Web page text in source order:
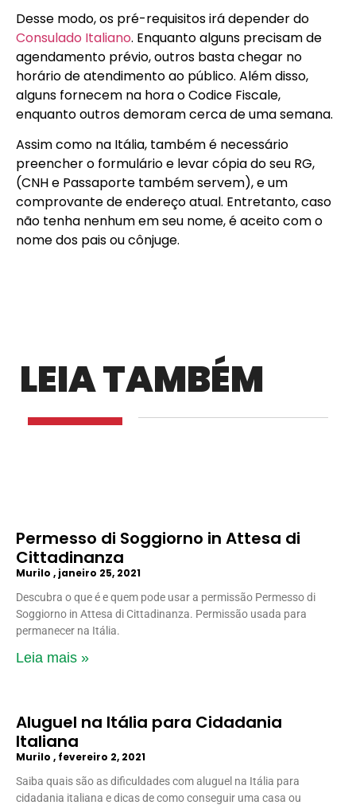
Desse modo, os pré-requisitos irá depender do
Consulado Italiano. Enquanto alguns precisam de
agendamento prévio, outros basta chegar no
horário de atendimento ao público. Além disso,
alguns fornecem na hora o Codice Fiscale,
enquanto outros demoram cerca de uma semana.
Assim como na Itália, também é necessário
preencher o formulário e levar cópia do seu RG,
(CNH e Passaporte também servem), e um
comprovante de endereço atual. Entretanto, caso
não tenha nenhum em seu nome, é aceito com o
nome dos pais ou cônjuge.
LEIA TAMBÉM
Permesso di Soggiorno in Attesa di
Cittadinanza
Murilo janeiro 25, 2021
Descubra o que é e quem pode usar a permissão Permesso di
Soggiorno in Attesa di Cittadinanza. Permissão usada para
permanecer na Itália.
Leia mais »
Aluguel na Itália para Cidadania
Italiana
Murilo fevereiro 2, 2021
Saiba quais são as dificuldades com aluguel na Itália para
cidadania italiana e dicas de como conseguir uma casa ou